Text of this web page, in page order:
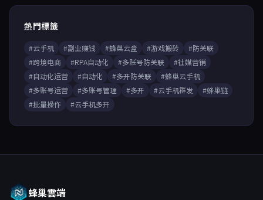
熱門標籤
#云手机 #副业赚钱 #蜂巢云盒 #游戏搬砖
#防关联
#跨境电商
#RPA自动化 #多账号防关联
#社媒营销
#自动化运营
#自动化 #多开防关联
#蜂巢云手机
#多账号运营
#多账号管理 #多开 #云手机群发
#蜂巢链
#批量操作
#云手机多开
蜂巢雲端